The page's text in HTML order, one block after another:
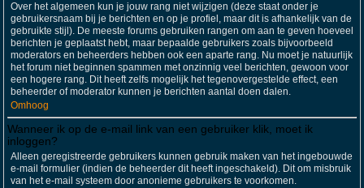
Over het algemeen kun je jouw rang niet wijzigen (deze staat onder je
gebruikersnaam bij je berichten en op je profiel, maar dit is afhankelijk van de
gebruikte stijl). De meeste forums gebruiken rangen om aan te geven hoeveel
berichten je geplaatst hebt, maar bepaalde gebruikers zoals bijvoorbeeld
moderators en beheerders hebben ook een aparte rang. Nu moet je natuurlijk
het forum niet beginnen spammen met onzinnig veel berichten, gewoon voor
een hogere rang. Dit heeft zelfs mogelijk het tegenovergestelde effect, een
beheerder of moderator kunnen je berichten aantal doen dalen.
Omhoog
Wanneer ik op de e-mail link van een gebruiker klik, moet ik
inloggen?
Alleen geregistreerde gebruikers kunnen gebruik maken van het ingebouwde
e-mail formulier (indien de beheerder dit heeft ingeschakeld). Dit om misbruik
van het e-mail systeem door anonieme gebruikers te voorkomen.